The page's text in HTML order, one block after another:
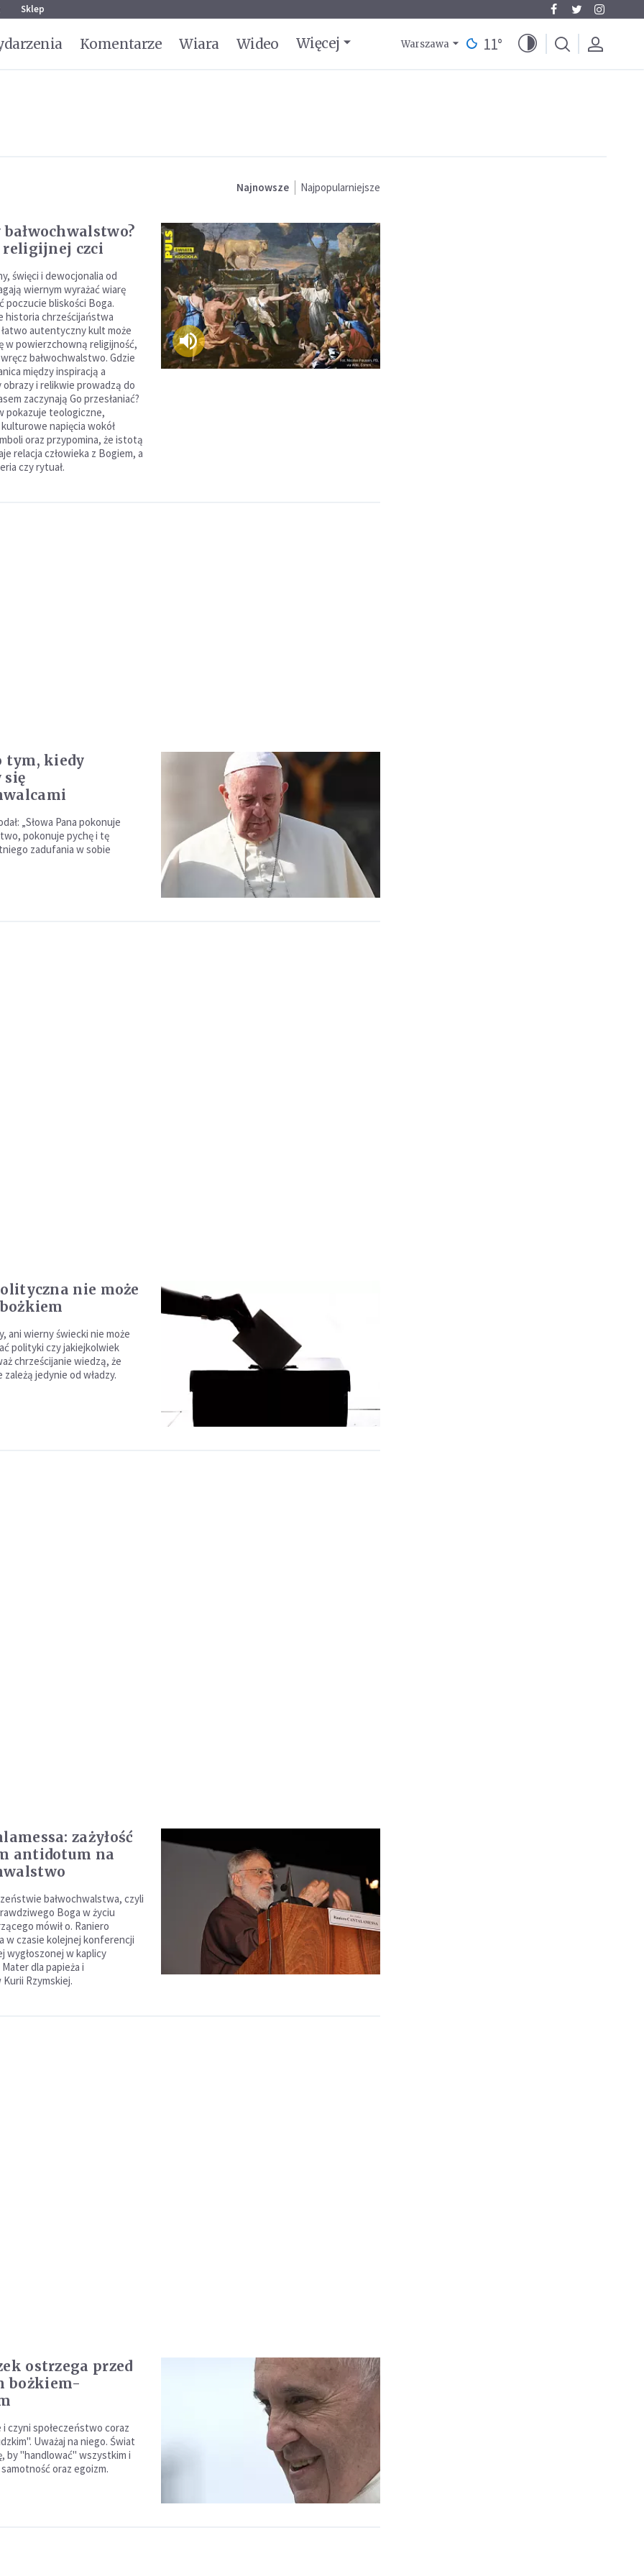
Sklep
Komentarze Wiara Wideo Więcej Warszawa 11°
Najnowsze Najpopularniejsze
religijnej czci
święci i dewocjonalia od
wiernym wyrażać wiarę
poczucie bliskości Boga.
historia chrześcijaństwa
autentyczny kult może
w powierzchowną religijność,
bałwochwalstwo. Gdzie
między inspiracją a
obrazy i relikwie prowadzą do
zaczynają Go przesłaniać?
pokazuje teologiczne,
napięcia wokół
oraz przypomina, że istotą
relacja człowieka z Bogiem, a
czy rytuał.
tym, kiedy
się
„Słowa Pana pokonuje
pokonuje pychę i tę
zadufania w sobie
nie może
ani wierny świecki nie może
polityki czy jakiejkolwiek
chrześcijanie wiedzą, że
jedynie od władzy.
zażyłość
antidotum na
bałwochwalstwa, czyli
Boga w życiu
mówił o. Raniero
w czasie kolejnej konferencji
wygłoszonej w kaplicy
dla papieża i
Rzymskiej.
ostrzega przed
bożkiem-
czyni społeczeństwo coraz
Uważaj na niego. Świat
by "handlować" wszystkim i
oraz egoizm.